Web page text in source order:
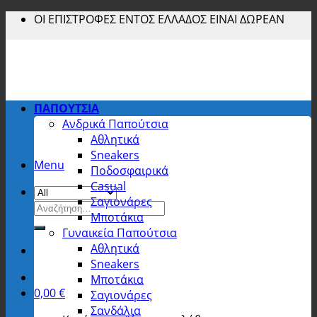
Skip ΟΙ ΕΠΙΣΤΡΟΦΕΣ ΕΝΤΟΣ ΕΛΛΑΔΟΣ ΕΙΝΑΙ ΔΩΡΕΑΝ
Menu
Αναζήτηση
για:
0,00€
ΠΑΠΟΥΤΣΙΑ
Ανδρικά Παπούτσια
Αθλητικά
Sneakers
Ποδοσφαιρικά
Casual
Σαγιονάρες
Μποτάκια
Γυναικεία Παπούτσια
Αθλητικά
Sneakers
Μποτάκια
Σαγιονάρες
Σανδάλια